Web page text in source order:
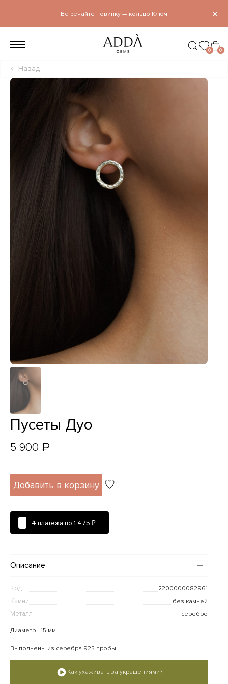
×
Встречайте новинку — кольцо Ключ
0 0
Назад
Пусеты Дуо
5 900 ₽
Добавить в корзину
4 платежа по 1 475 ₽
Описание
Код 2200000082961
Камни без камней
Металл серебро
Диаметр - 15 мм
Выполнены из серебра 925 пробы
Как ухаживать за украшениями?